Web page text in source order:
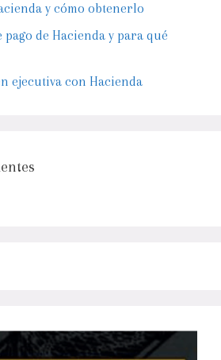
y cómo obtenerlo
pago de Hacienda y para qué
ejecutiva con Hacienda